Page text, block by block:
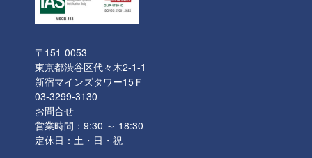
〒151-0053
東京都渋谷区代々木2-1-1
新宿マインズタワー15Ｆ
03-3299-3130
お問合せ
営業時間：9:30 ～ 18:30
定休日：土・日・祝